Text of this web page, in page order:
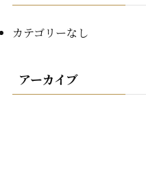
カテゴリーなし
アーカイブ